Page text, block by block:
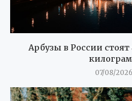
Арбузы в России стоят
07/08/2026